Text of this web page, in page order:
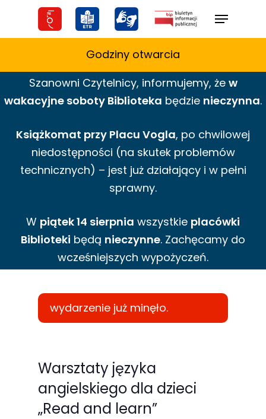
Menu
Godziny otwarcia
Szanowni Czytelnicy, informujemy, że w
wakacyjne soboty Biblioteka będzie nieczynna.
Książkomat przy Placu Vogla, po chwilowej
niedostępności (na skutek problemów
technicznych) – jest już działający i w pełni
sprawny.
W piątek 14 sierpnia wszystkie placówki
Biblioteki będą nieczynne. Zachęcamy do
wcześniejszych wypożyczeń.
wydarzenie już minęło.
Warsztaty języka
angielskiego dla dzieci
„Read and learn”
Te pliki cookie
nie są
opcjonalne. Są
one potrzebne